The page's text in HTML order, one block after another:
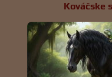
Kováčske